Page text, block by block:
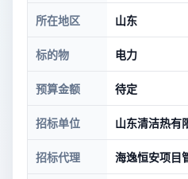
所在地区 山东
标的物 电力
预算金额 待定
招标单位 山东清洁热有
招标代理 海逸恒安项目